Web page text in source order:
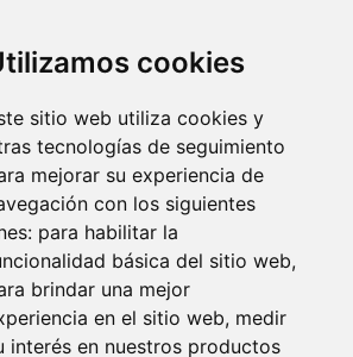
cookies
sitio web utiliza cookies y
tecnologías de seguimiento
mejorar su experiencia de
con los siguientes
para habilitar la
básica del sitio web,
brindar una mejor
en el sitio web, medir
interés en nuestros productos